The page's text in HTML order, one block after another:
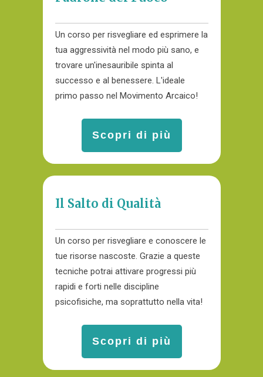
Un corso per risvegliare ed esprimere la
tua aggressività nel modo più sano, e
trovare un'inesauribile spinta al
successo e al benessere. L'ideale
primo passo nel Movimento Arcaico!
Scopri di più
Il Salto di Qualità
Un corso per risvegliare e conoscere le
tue risorse nascoste. Grazie a queste
tecniche potrai attivare progressi più
rapidi e forti nelle discipline
psicofisiche, ma soprattutto nella vita!
Scopri di più